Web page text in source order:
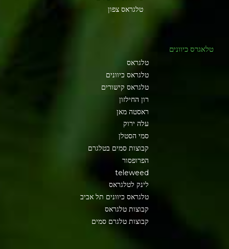
טלגראס צפון
טלאגרס כיוונים
טלגראס
טלגראס כיוונים
טלגראס קישורים
רון החילזון
ראסטה מאן
עלה ירוק
סמי הסטלן
קבוצות סמים בטלגרם
הפרופסור
teleweed
לינק לטלגראס
טלגראס כיוונים תל אביב
קבוצות טלגראס
קבוצות טלגרם סמים